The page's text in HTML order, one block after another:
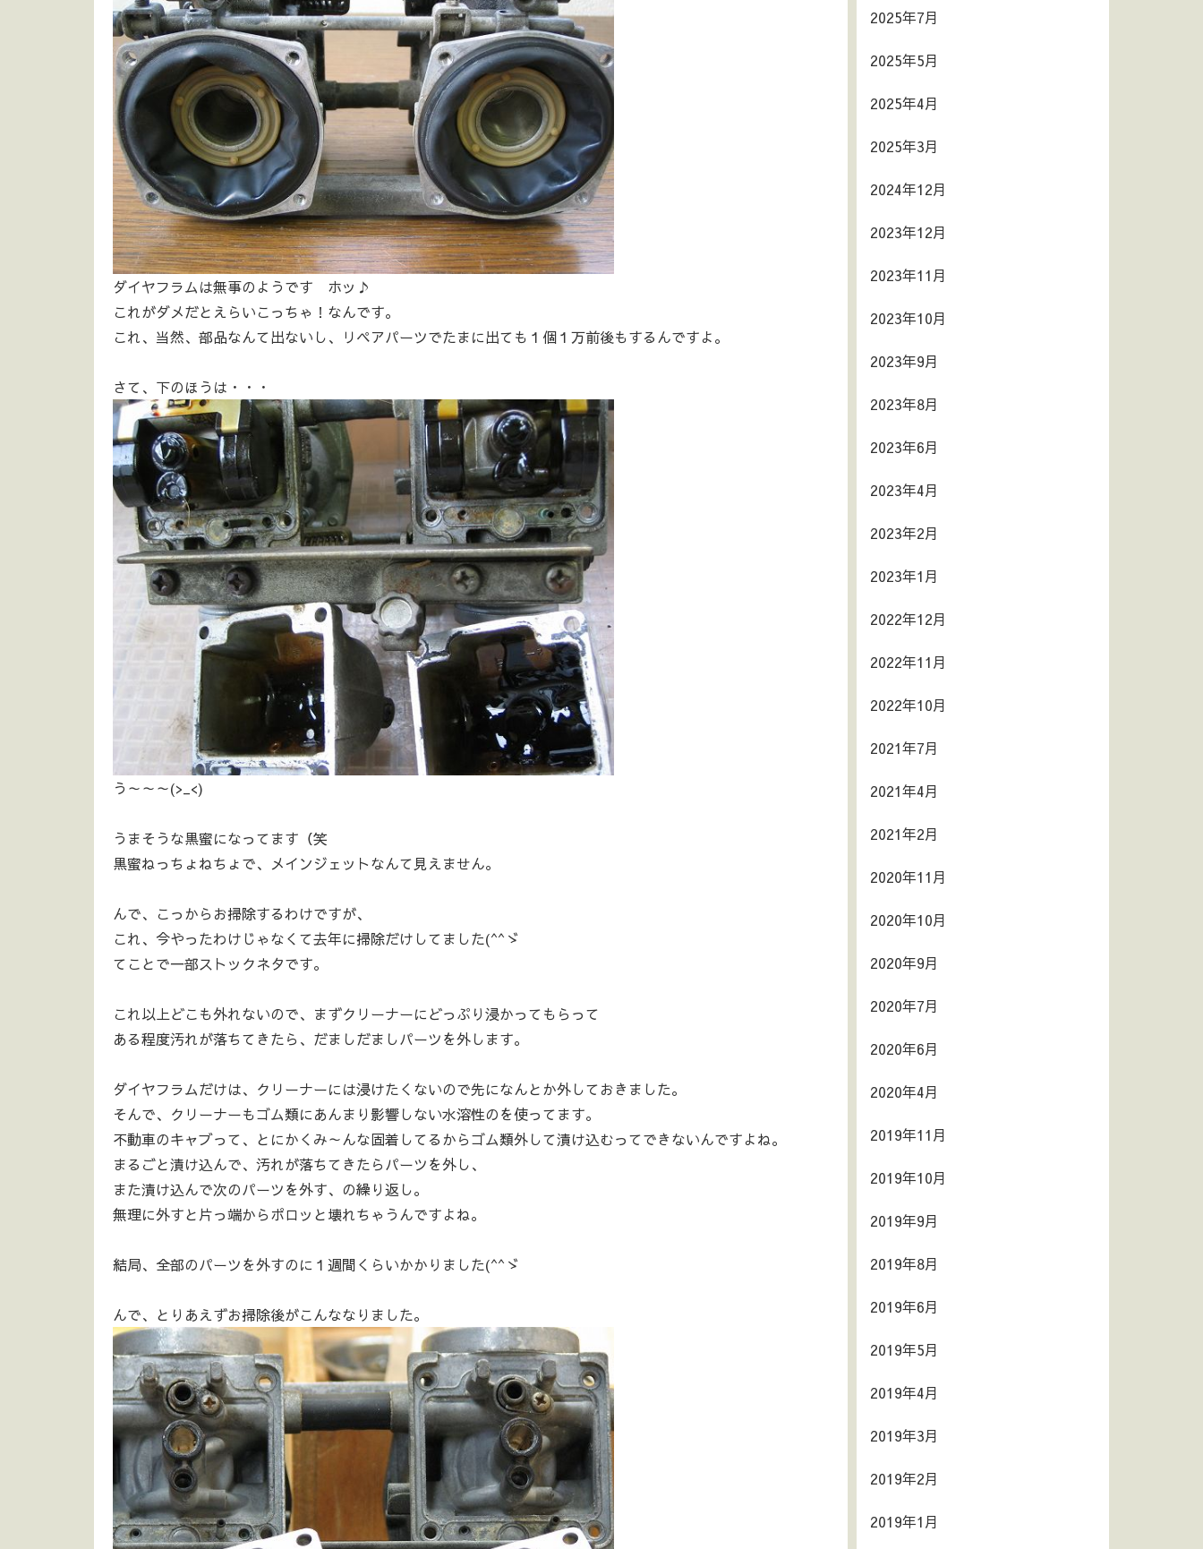
ダイヤフラムは無事のようです ホッ♪
これがダメだとえらいこっちゃ！なんです。
これ、当然、部品なんて出ないし、リペアパーツでたまに出ても１個１万前後もするんですよ。
さて、下のほうは・・・
う～～～(>_<)
うまそうな黒蜜になってます（笑
黒蜜ねっちょねちょで、メインジェットなんて見えません。
んで、こっからお掃除するわけですが、
これ、今やったわけじゃなくて去年に掃除だけしてました(^^ゞ
てことで一部ストックネタです。
これ以上どこも外れないので、まずクリーナーにどっぷり浸かってもらって
ある程度汚れが落ちてきたら、だましだましパーツを外します。
ダイヤフラムだけは、クリーナーには浸けたくないので先になんとか外しておきました。
そんで、クリーナーもゴム類にあんまり影響しない水溶性のを使ってます。
不動車のキャブって、とにかくみ～んな固着してるからゴム類外して漬け込むってできないんですよね。
まるごと漬け込んで、汚れが落ちてきたらパーツを外し、
また漬け込んで次のパーツを外す、の繰り返し。
無理に外すと片っ端からポロッと壊れちゃうんですよね。
結局、全部のパーツを外すのに１週間くらいかかりました(^^ゞ
んで、とりあえずお掃除後がこんななりました。
2025年7月
2025年5月
2025年4月
2025年3月
2024年12月
2023年12月
2023年11月
2023年10月
2023年9月
2023年8月
2023年6月
2023年4月
2023年2月
2023年1月
2022年12月
2022年11月
2022年10月
2021年7月
2021年4月
2021年2月
2020年11月
2020年10月
2020年9月
2020年7月
2020年6月
2020年4月
2019年11月
2019年10月
2019年9月
2019年8月
2019年6月
2019年5月
2019年4月
2019年3月
2019年2月
2019年1月